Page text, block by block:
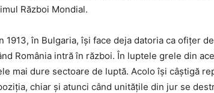
Război Mondial.
1913, în Bulgaria, își face deja datoria ca ofițer
România intră în război. În luptele grele din
mai dure sectoare de luptă. Acolo își câștigă
chiar și atunci când unitățile din jur se